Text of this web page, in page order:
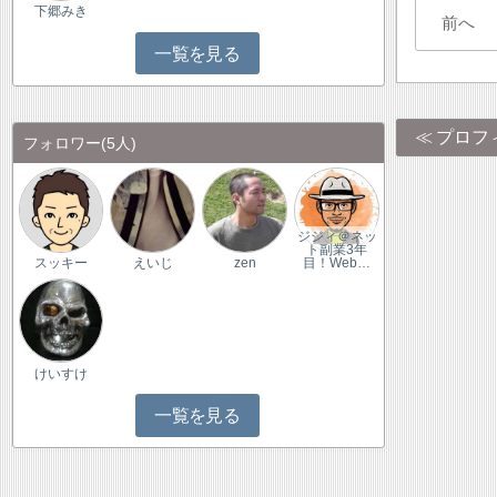
前へ
プロフ
下郷みき
一覧を見る
フォロワー(5人)
スッキー えいじ zen
ジジィ＠ネッ
ト副業3年
目！Web…
けいすけ
一覧を見る